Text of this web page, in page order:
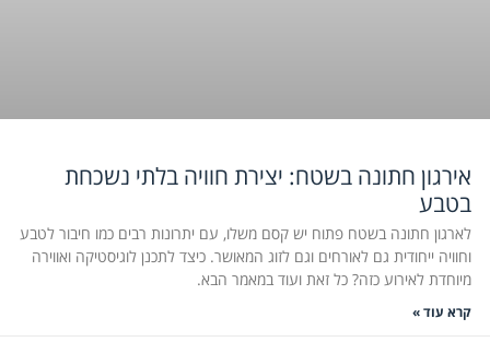
אירגון חתונה בשטח: יצירת חוויה בלתי נשכחת
בטבע
לארגון חתונה בשטח פתוח יש קסם משלו, עם יתרונות רבים כמו חיבור לטבע
וחוויה ייחודית גם לאורחים וגם לזוג המאושר. כיצד לתכנן לוגיסטיקה ואווירה
מיוחדת לאירוע כזה? כל זאת ועוד במאמר הבא.
קרא עוד »